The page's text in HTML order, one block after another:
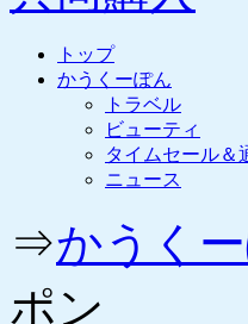
ッ
トップ
かうくーぽん
トラベル
ビューティ
タイムセール＆
ニュース
⇒かうく
ポン